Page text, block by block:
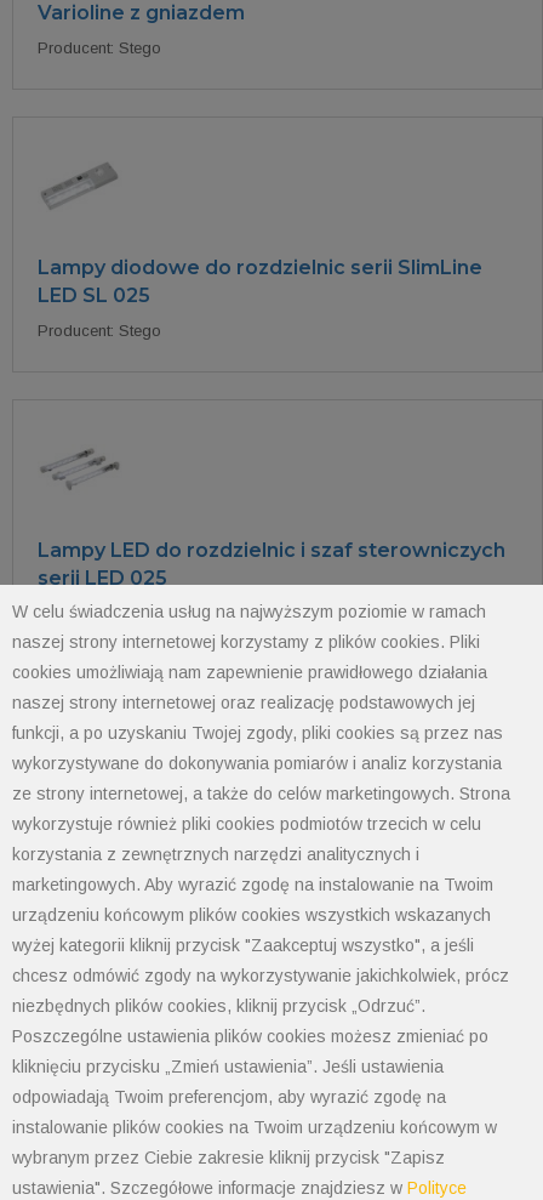
W celu świadczenia usług na najwyższym poziomie w ramach
naszej strony internetowej korzystamy z plików cookies. Pliki
cookies umożliwiają nam zapewnienie prawidłowego działania
naszej strony internetowej oraz realizację podstawowych jej
funkcji, a po uzyskaniu Twojej zgody, pliki cookies są przez nas
wykorzystywane do dokonywania pomiarów i analiz korzystania
ze strony internetowej, a także do celów marketingowych. Strona
wykorzystuje również pliki cookies podmiotów trzecich w celu
korzystania z zewnętrznych narzędzi analitycznych i
marketingowych. Aby wyrazić zgodę na instalowanie na Twoim
urządzeniu końcowym plików cookies wszystkich wskazanych
wyżej kategorii kliknij przycisk "Zaakceptuj wszystko", a jeśli
chcesz odmówić zgody na wykorzystywanie jakichkolwiek, prócz
niezbędnych plików cookies, kliknij przycisk „Odrzuć”.
Poszczególne ustawienia plików cookies możesz zmieniać po
kliknięciu przycisku „Zmień ustawienia”. Jeśli ustawienia
odpowiadają Twoim preferencjom, aby wyrazić zgodę na
instalowanie plików cookies na Twoim urządzeniu końcowym w
wybranym przez Ciebie zakresie kliknij przycisk "Zapisz
ustawienia". Szczegółowe informacje znajdziesz w Polityce
Varioline z gniazdem
Producent: Stego
Lampy diodowe do rozdzielnic serii SlimLine
LED SL 025
Producent: Stego
Lampy LED do rozdzielnic i szaf sterowniczych
serii LED 025
Producent: Stego
Lampy LED do rozdzielnic i szaf sterowniczych
serii LED 025 Ecoline
Producent: Stego
POLIMET S. Kij spółka jawna
43-300 Bielsko-Biała ul. Grażyńskiego 74